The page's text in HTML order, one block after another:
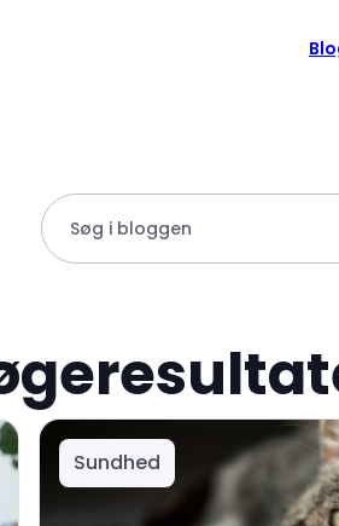
Søg i bloggen
Sundhed